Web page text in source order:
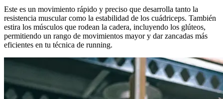
Este es un movimiento rápido y preciso que desarrolla tanto la
resistencia muscular como la estabilidad de los cuádriceps. También
estira los músculos que rodean la cadera, incluyendo los glúteos,
permitiendo un rango de movimientos mayor y dar zancadas más
eficientes en tu técnica de running.